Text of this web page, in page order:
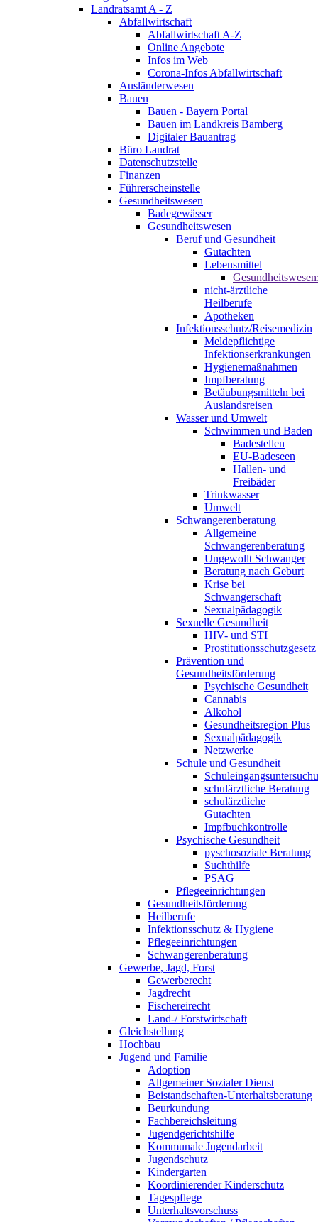
Landratsamt A - Z
Abfallwirtschaft
Abfallwirtschaft A-Z
Online Angebote
Infos im Web
Corona-Infos Abfallwirtschaft
Ausländerwesen
Bauen
Bauen - Bayern Portal
Bauen im Landkreis Bamberg
Digitaler Bauantrag
Büro Landrat
Datenschutzstelle
Finanzen
Führerscheinstelle
Gesundheitswesen
Badegewässer
Gesundheitswesen
Beruf und Gesundheit
Gutachten
Lebensmittel
nicht-ärztliche
Heilberufe
Apotheken
Infektionsschutz/Reisemedizin
Meldepflichtige
Infektionserkrankungen
Hygienemaßnahmen
Impfberatung
Betäubungsmitteln bei
Auslandsreisen
Wasser und Umwelt
Schwimmen und Baden
Badestellen
EU-Badeseen
Hallen- und
Freibäder
Trinkwasser
Umwelt
Schwangerenberatung
Allgemeine
Schwangerenberatung
Ungewollt Schwanger
Beratung nach Geburt
Krise bei
Schwangerschaft
Sexualpädagogik
Sexuelle Gesundheit
HIV- und STI
Prostitutionsschutzgesetz
Prävention und
Gesundheitsförderung
Psychische Gesundheit
Cannabis
Alkohol
Gesundheitsregion Plus
Sexualpädagogik
Netzwerke
Schule und Gesundheit
schulärztliche Beratung
schulärztliche
Gutachten
Impfbuchkontrolle
Psychische Gesundheit
pyschosoziale Beratung
Suchthilfe
PSAG
Pflegeeinrichtungen
Gesundheitsförderung
Heilberufe
Infektionsschutz & Hygiene
Pflegeeinrichtungen
Schwangerenberatung
Gewerbe, Jagd, Forst
Gewerberecht
Jagdrecht
Fischereirecht
Land-/ Forstwirtschaft
Gleichstellung
Hochbau
Jugend und Familie
Adoption
Allgemeiner Sozialer Dienst
Beistandschaften-Unterhaltsberatung
Beurkundung
Fachbereichsleitung
Jugendgerichtshilfe
Kommunale Jugendarbeit
Jugendschutz
Kindergarten
Koordinierender Kinderschutz
Tagespflege
Unterhaltsvorschuss